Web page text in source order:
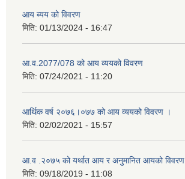
आय ब्यय को विवरण
मिति: 01/13/2024 - 16:47
आ.व.2077/078 को आय व्ययको विवरण
मिति: 07/24/2021 - 11:20
आर्थिक वर्ष २०७६।०७७ को आय व्ययको विवरण ।
मिति: 02/02/2021 - 15:57
आ.व .२०७५ को यर्थात आय र अनुमानित आयको विवरण
मिति: 09/18/2019 - 11:08